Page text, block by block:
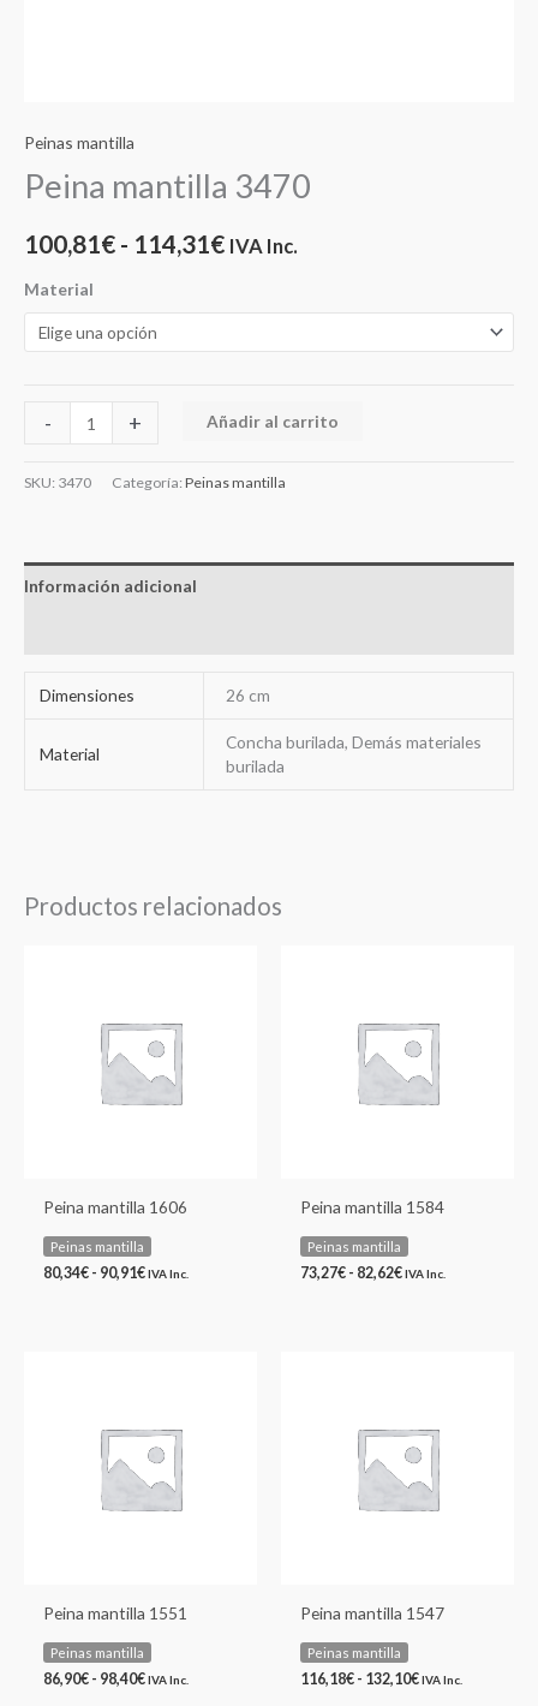
Peinas mantilla
Peina mantilla 3470
100,81€ - 114,31€ IVA Inc.
Material
- + Añadir al carrito
SKU: 3470 Categoría: Peinas mantilla
Información adicional
Dimensiones 26 cm
Material
Concha burilada, Demás materiales
burilada
Productos relacionados
Peina mantilla 1606
Peinas mantilla
80,34€ - 90,91€
80,34€
hasta
90,91€
IVA Inc.
Peina mantilla 1584
Peinas mantilla
73,27€ - 82,62€
73,27€
hasta
82,62€
IVA Inc.
Peina mantilla 1551
Peinas mantilla
86,90€ - 98,40€
86,90€
hasta
98,40€
IVA Inc.
Peina mantilla 1547
Peinas mantilla
116,18€ - 132,10€
116,18€
hasta
132,10€
IVA Inc.